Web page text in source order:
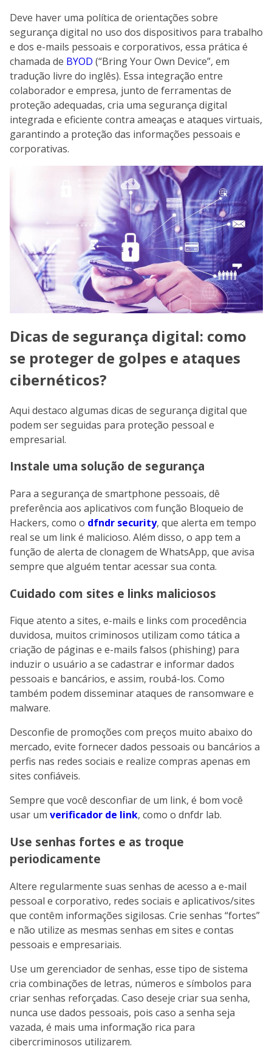
Deve haver uma política de orientações sobre
segurança digital no uso dos dispositivos para trabalho
e dos e-mails pessoais e corporativos, essa prática é
chamada de BYOD (“Bring Your Own Device”, em
tradução livre do inglês). Essa integração entre
colaborador e empresa, junto de ferramentas de
proteção adequadas, cria uma segurança digital
integrada e eficiente contra ameaças e ataques virtuais,
garantindo a proteção das informações pessoais e
corporativas.
Dicas de segurança digital: como
se proteger de golpes e ataques
cibernéticos?
Aqui destaco algumas dicas de segurança digital que
podem ser seguidas para proteção pessoal e
empresarial.
Instale uma solução de segurança
Para a segurança de smartphone pessoais, dê
preferência aos aplicativos com função Bloqueio de
Hackers, como o dfndr security, que alerta em tempo
real se um link é malicioso. Além disso, o app tem a
função de alerta de clonagem de WhatsApp, que avisa
sempre que alguém tentar acessar sua conta.
Cuidado com sites e links maliciosos
Fique atento a sites, e-mails e links com procedência
duvidosa, muitos criminosos utilizam como tática a
criação de páginas e e-mails falsos (phishing) para
induzir o usuário a se cadastrar e informar dados
pessoais e bancários, e assim, roubá-los. Como
também podem disseminar ataques de ransomware e
malware.
Desconfie de promoções com preços muito abaixo do
mercado, evite fornecer dados pessoais ou bancários a
perfis nas redes sociais e realize compras apenas em
sites confiáveis.
Sempre que você desconfiar de um link, é bom você
usar um verificador de link, como o dnfdr lab.
Use senhas fortes e as troque
periodicamente
Altere regularmente suas senhas de acesso a e-mail
pessoal e corporativo, redes sociais e aplicativos/sites
que contêm informações sigilosas. Crie senhas “fortes”
e não utilize as mesmas senhas em sites e contas
pessoais e empresariais.
Use um gerenciador de senhas, esse tipo de sistema
cria combinações de letras, números e símbolos para
criar senhas reforçadas. Caso deseje criar sua senha,
nunca use dados pessoais, pois caso a senha seja
vazada, é mais uma informação rica para
cibercriminosos utilizarem.